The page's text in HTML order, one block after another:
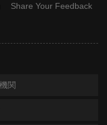
Share Your Feedback